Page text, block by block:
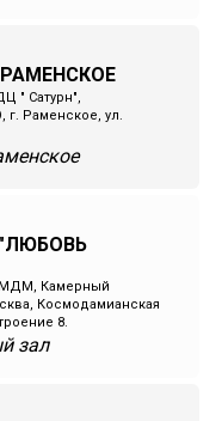
" Сатурн",
г. Раменское, ул.
Камерный
Космодамианская
8.
зал